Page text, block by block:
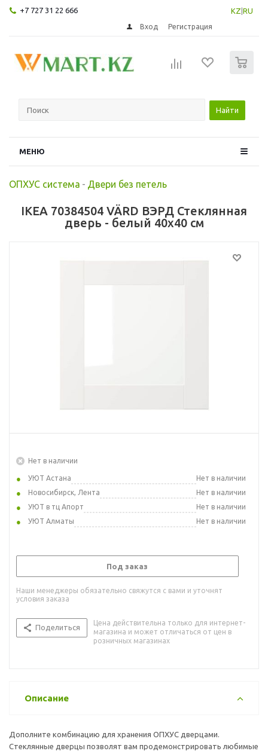
+7 727 31 22 666 KZ RU
Вход Регистрация
Найти
МЕНЮ
ОПХУС система - Двери без петель
IKEA 70384504 VÄRD ВЭРД Стеклянная
дверь - белый 40x40 см
Нет в наличии
УЮТ Астана
Нет в наличии
Новосибирск, Лента
Нет в наличии
УЮТ в тц Апорт
Нет в наличии
УЮТ Алматы
Нет в наличии
Под заказ
Наши менеджеры обязательно свяжутся с вами и уточнят
условия заказа
Поделиться
Цена действительна только для интернет-
магазина и может отличаться от цен в
розничных магазинах
Описание
Дополните комбинацию для хранения ОПХУС дверцами.
Стеклянные дверцы позволят вам продемонстрировать любимые